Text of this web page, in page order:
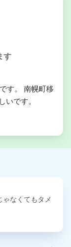
す
す。 南幌町移
いです。
ゃなくてもタメ